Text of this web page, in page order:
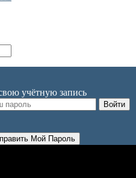
учётную запись